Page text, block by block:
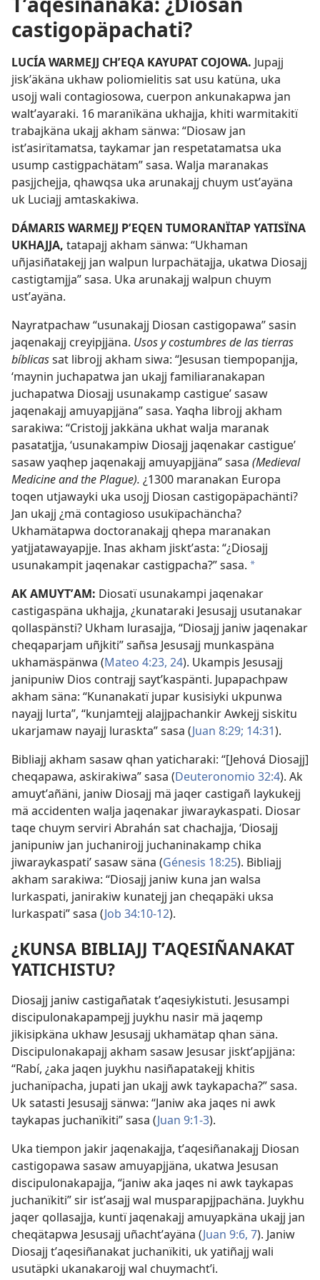
castigopäpachati?
LUCÍA WARMEJJ CHʼEQA KAYUPAT COJOWA. Jupajj
jiskʼäkäna ukhaw poliomielitis sat usu katüna, uka
usojj wali contagiosowa, cuerpon ankunakapwa jan
waltʼayaraki. 16 maranïkäna ukhajja, khiti warmitakitï
trabajkäna ukajj akham sänwa: “Diosaw jan
istʼasirïtamatsa, taykamar jan respetatamatsa uka
usump castigpachätam” sasa. Walja maranakas
pasjjchejja, qhawqsa uka arunakajj chuym ustʼayäna
uk Luciajj amtaskakiwa.
DÁMARIS WARMEJJ PʼEQEN TUMORANÏTAP YATISÏNA
UKHAJJA, tatapajj akham sänwa: “Ukhaman
uñjasiñatakejj jan walpun lurpachätajja, ukatwa Diosajj
castigtamjja” sasa. Uka arunakajj walpun chuym
ustʼayäna.
Nayratpachaw “usunakajj Diosan castigopawa” sasin
jaqenakajj creyipjjäna. Usos y costumbres de las tierras
bíblicassat librojj akham siwa: “Jesusan tiempopanjja,
‘maynin juchapatwa jan ukajj familiaranakapan
juchapatwa Diosajj usunakamp castigue’ sasaw
jaqenakajj amuyapjjäna” sasa. Yaqha librojj akham
sarakiwa: “Cristojj jakkäna ukhat walja maranak
pasatatjja, ‘usunakampiw Diosajj jaqenakar castigue’
sasaw yaqhep jaqenakajj amuyapjjäna” sasa (Medieval
Medicine and the Plague). ¿1300 maranakan Europa
toqen utjawayki uka usojj Diosan castigopäpachänti?
Jan ukajj ¿mä contagioso usukïpachäncha?
Ukhamätapwa doctoranakajj qhepa maranakan
yatjjatawayapjje. Inas akham jisktʼasta: “¿Diosajj
usunakampit jaqenakar castigpacha?” sasa. *
AK AMUYTʼAM: Diosatï usunakampi jaqenakar
castigaspäna ukhajja, ¿kunataraki Jesusajj usutanakar
qollaspänsti? Ukham lurasajja, “Diosajj janiw jaqenakar
cheqaparjam uñjkiti” sañsa Jesusajj munkaspäna
ukhamäspänwa (Mateo 4:23, 24). Ukampis Jesusajj
janipuniw Dios contrajj saytʼkaspänti. Jupapachpaw
akham säna: “Kunanakatï jupar kusisiyki ukpunwa
nayajj lurta”, “kunjamtejj alajjpachankir Awkejj siskitu
ukarjamaw nayajj luraskta” sasa (Juan 8:29; 14:31).
Bibliajj akham sasaw qhan yaticharaki: “[Jehová Diosajj]
cheqapawa, askirakiwa” sasa (Deuteronomio 32:4). Ak
amuytʼañäni, janiw Diosajj mä jaqer castigañ laykukejj
mä accidenten walja jaqenakar jiwaraykaspati. Diosar
taqe chuym serviri Abrahán sat chachajja, ‘Diosajj
janipuniw jan juchanirojj juchaninakamp chika
jiwaraykaspati’ sasaw säna (Génesis 18:25). Bibliajj
akham sarakiwa: “Diosajj janiw kuna jan walsa
lurkaspati, janirakiw kunatejj jan cheqapäki uksa
lurkaspati” sasa (Job 34:10-12).
¿KUNSA BIBLIAJJ TʼAQESIÑANAKAT
YATICHISTU?
Diosajj janiw castigañatak tʼaqesiykistuti. Jesusampi
discipulonakapampejj juykhu nasir mä jaqemp
jikisipkäna ukhaw Jesusajj ukhamätap qhan säna.
Discipulonakapajj akham sasaw Jesusar jisktʼapjjäna:
“Rabí, ¿aka jaqen juykhu nasiñapatakejj khitis
juchanïpacha, jupati jan ukajj awk taykapacha?” sasa.
Uk satasti Jesusajj sänwa: “Janiw aka jaqes ni awk
taykapas juchanïkiti” sasa (Juan 9:1-3).
Uka tiempon jakir jaqenakajja, tʼaqesiñanakajj Diosan
castigopawa sasaw amuyapjjäna, ukatwa Jesusan
discipulonakapajja, “janiw aka jaqes ni awk taykapas
juchanïkiti” sir istʼasajj wal musparapjjpachäna. Juykhu
jaqer qollasajja, kuntï jaqenakajj amuyapkäna ukajj jan
cheqätapwa Jesusajj uñachtʼayäna (Juan 9:6, 7). Janiw
Diosajj tʼaqesiñanakat juchanïkiti, uk yatiñajj wali
usutäpki ukanakarojj wal chuymachtʼi.